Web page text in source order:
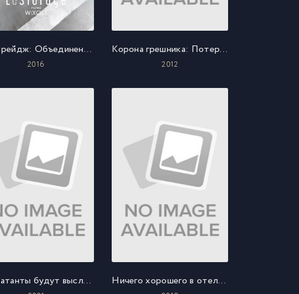
Лострейдж: Объединение Wixoss
2016
Корона грешника: Потерянное Рождество
2012
Комбатанты будут высланы! Ничего хорошего в отеле «Эль рояль»